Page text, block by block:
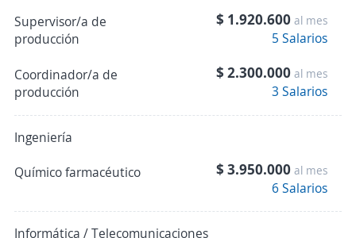
Supervisor/a de
producción
$ 1.920.600 al mes
5 Salarios
Coordinador/a de
producción
$ 2.300.000 al mes
3 Salarios
Ingeniería
Químico farmacéutico
$ 3.950.000 al mes
6 Salarios
Informática / Telecomunicaciones